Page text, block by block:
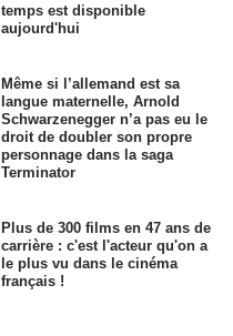
temps est disponible
aujourd'hui
Même si l’allemand est sa
langue maternelle, Arnold
Schwarzenegger n’a pas eu le
droit de doubler son propre
personnage dans la saga
Terminator
Plus de 300 films en 47 ans de
carrière : c'est l'acteur qu'on a
le plus vu dans le cinéma
français !